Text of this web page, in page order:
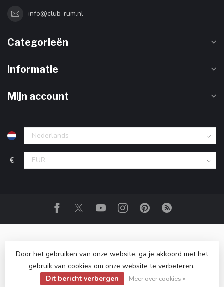
info@club-rum.nl
Categorieën
Informatie
Mijn account
€
© Copyright 2026 Club Rum- Powered byLightspeed-
Lightspeed designby Dyvelopment
Door het gebruiken van onze website, ga je akkoord met het
gebruik van cookies om onze website te verbeteren.
Dit bericht verbergen
Meer over cookies »